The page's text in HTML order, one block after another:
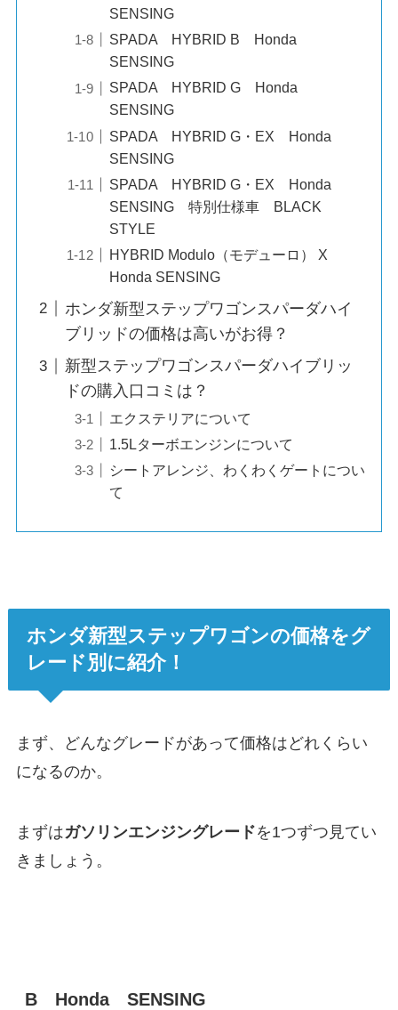
SENSING
SPADA HYBRID B Honda
SENSING
SPADA HYBRID G Honda
SENSING
SPADA HYBRID G・EX Honda
SENSING
SPADA HYBRID G・EX Honda
SENSING 特別仕様車 BLACK
STYLE
HYBRID Modulo（モデューロ） X
Honda SENSING
ホンダ新型ステップワゴンスパーダハイ
ブリッドの価格は高いがお得？
新型ステップワゴンスパーダハイブリッ
ドの購入口コミは？
エクステリアについて
1.5Lターボエンジンについて
シートアレンジ、わくわくゲートについ
て
ホンダ新型ステップワゴンの価格をグ
レード別に紹介！
まず、どんなグレードがあって価格はどれくらい
になるのか。
まずはガソリンエンジングレードを1つずつ見てい
きましょう。
B Honda SENSING